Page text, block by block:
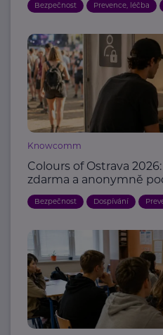
Bezpečnost Prevence, léčba
Knowcomm
Colours of Ostrava
zdarma a anonymně
Bezpečnost Dospívání